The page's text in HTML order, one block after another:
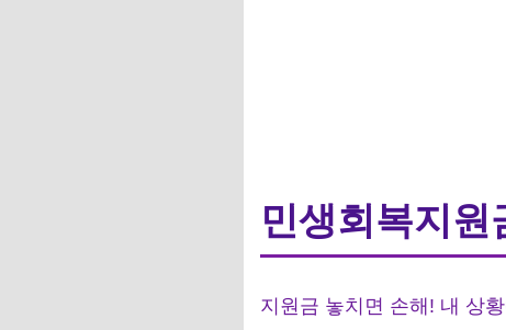
민생회복지원
지원금 놓치면 손해! 내 상